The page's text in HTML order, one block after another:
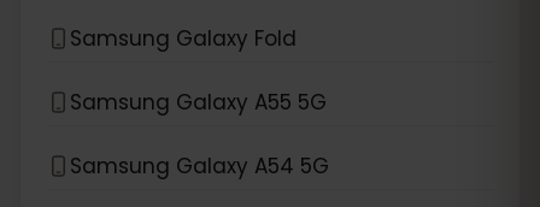
Samsung Galaxy Fold
Samsung Galaxy A55 5G
Samsung Galaxy A54 5G